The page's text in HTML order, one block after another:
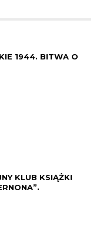
1944. BITWA O
KLUB KSIĄŻKI